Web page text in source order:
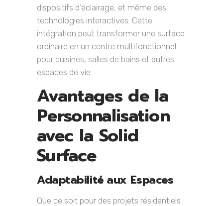
dispositifs d’éclairage, et même des
technologies interactives. Cette
intégration peut transformer une surface
ordinaire en un centre multifonctionnel
pour cuisines, salles de bains et autres
espaces de vie.
Avantages de la
Personnalisation
avec la Solid
Surface
Adaptabilité aux Espaces
Que ce soit pour des projets résidentiels